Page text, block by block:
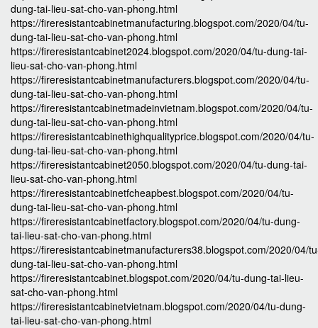
dung-tai-lieu-sat-cho-van-phong.html
https://fireresistantcabinetmanufacturing.blogspot.com/2020/04/tu-
dung-tai-lieu-sat-cho-van-phong.html
https://fireresistantcabinet2024.blogspot.com/2020/04/tu-dung-tai-
lieu-sat-cho-van-phong.html
https://fireresistantcabinetmanufacturers.blogspot.com/2020/04/tu-
dung-tai-lieu-sat-cho-van-phong.html
https://fireresistantcabinetmadeinvietnam.blogspot.com/2020/04/tu-
dung-tai-lieu-sat-cho-van-phong.html
https://fireresistantcabinethighqualityprice.blogspot.com/2020/04/tu-
dung-tai-lieu-sat-cho-van-phong.html
https://fireresistantcabinet2050.blogspot.com/2020/04/tu-dung-tai-
lieu-sat-cho-van-phong.html
https://fireresistantcabinetfcheapbest.blogspot.com/2020/04/tu-
dung-tai-lieu-sat-cho-van-phong.html
https://fireresistantcabinetfactory.blogspot.com/2020/04/tu-dung-
tai-lieu-sat-cho-van-phong.html
https://fireresistantcabinetmanufacturers38.blogspot.com/2020/04/
dung-tai-lieu-sat-cho-van-phong.html
https://fireresistantcabinet.blogspot.com/2020/04/tu-dung-tai-lieu-
sat-cho-van-phong.html
https://fireresistantcabinetvietnam.blogspot.com/2020/04/tu-dung-
tai-lieu-sat-cho-van-phong.html